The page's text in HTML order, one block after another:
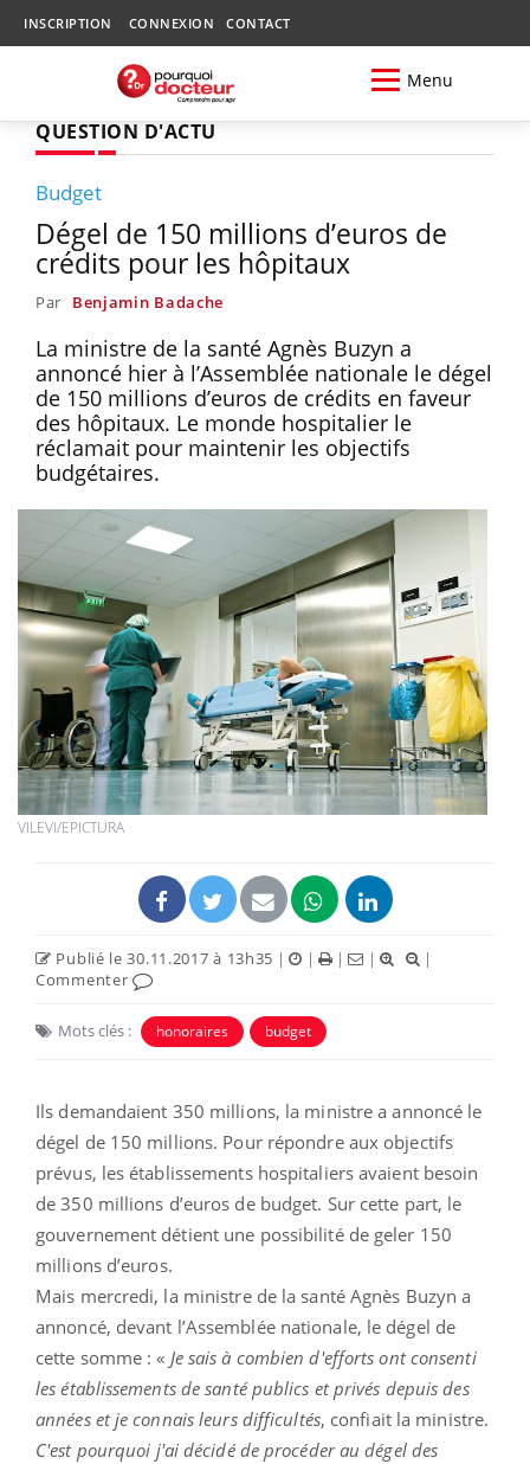
INSCRIPTION CONNEXION CONTACT
Menu
QUESTION D'ACTU
Budget
Dégel de 150 millions d’euros de
crédits pour les hôpitaux
Par Benjamin Badache
La ministre de la santé Agnès Buzyn a
annoncé hier à l’Assemblée nationale le dégel
de 150 millions d’euros de crédits en faveur
des hôpitaux. Le monde hospitalier le
réclamait pour maintenir les objectifs
budgétaires.
VILEVI/EPICTURA
Publié le 30.11.2017 à 13h35 | | | |
|
Commenter
Mots clés : honoraires budget
Ils demandaient 350 millions, la ministre a annoncé le
dégel de 150 millions. Pour répondre aux objectifs
prévus, les établissements hospitaliers avaient besoin
de 350 millions d’euros de budget. Sur cette part, le
gouvernement détient une possibilité de geler 150
millions d’euros.
Mais mercredi, la ministre de la santé Agnès Buzyn a
annoncé, devant l’Assemblée nationale, le dégel de
cette somme : « Je sais à combien d'efforts ont consenti
les établissements de santé publics et privés depuis des
années et je connais leurs difficultés, confiait la ministre.
C'est pourquoi j'ai décidé de procéder au dégel des